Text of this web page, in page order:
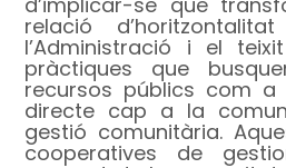
relació
l’Administració i el
pràctiques que
recursos públics com
directe cap a la
gestió comunitària.
cooperatives de